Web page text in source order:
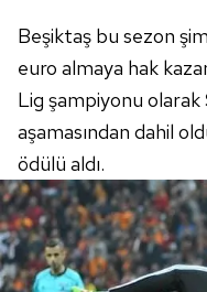
Beşiktaş bu sezon
euro almaya hak
Lig şampiyonu
aşamasından dahil
ödülü aldı.